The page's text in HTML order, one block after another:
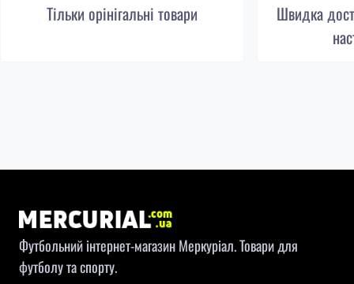
Тільки орінігальні товари
Швидка
Футбольний інтернет-магазин Меркуріал. Товари для
футболу та спорту.